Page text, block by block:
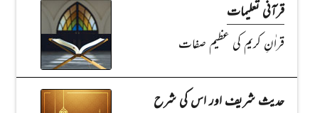
قرآنی تعلیمات
قراٰنِ کریم کی عظیم صفات
حدیث شریف اور اس کی شرح